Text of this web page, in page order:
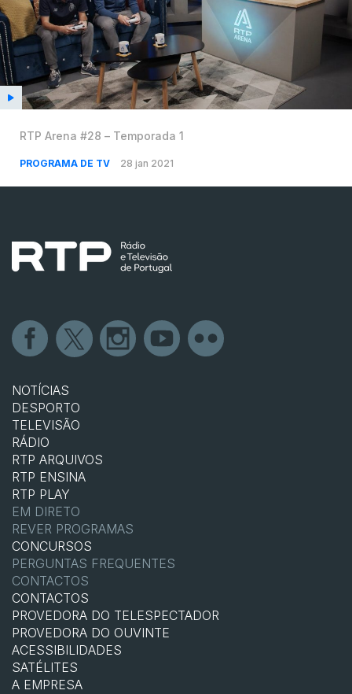
RTP Arena #28 – Temporada 1
PROGRAMA DE TV 28 jan 2021
NOTÍCIAS
DESPORTO
TELEVISÃO
RÁDIO
RTP ARQUIVOS
RTP ENSINA
RTP PLAY
EM DIRETO
REVER PROGRAMAS
CONCURSOS
PERGUNTAS FREQUENTES
CONTACTOS
CONTACTOS
PROVEDORA DO TELESPECTADOR
PROVEDORA DO OUVINTE
ACESSIBILIDADES
SATÉLITES
A EMPRESA